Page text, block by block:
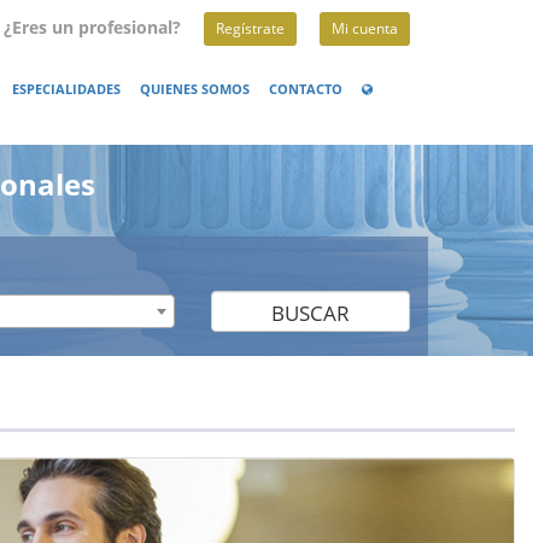
¿Eres un profesional? Regístrate Mi cuenta
ESPECIALIDADES QUIENES SOMOS CONTACTO
BUSCAR